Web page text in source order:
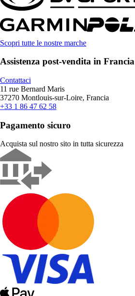
Scopri tutte le nostre marche
Assistenza post-vendita in Francia
Contattaci
11 rue Bernard Maris
37270 Montlouis-sur-Loire, Francia
+33 1 86 47 62 58
Pagamento sicuro
Acquista sul nostro sito in tutta sicurezza